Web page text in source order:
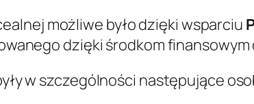
możliwe było dzięki wsparciu
dzięki środkom
w szczególności następujące